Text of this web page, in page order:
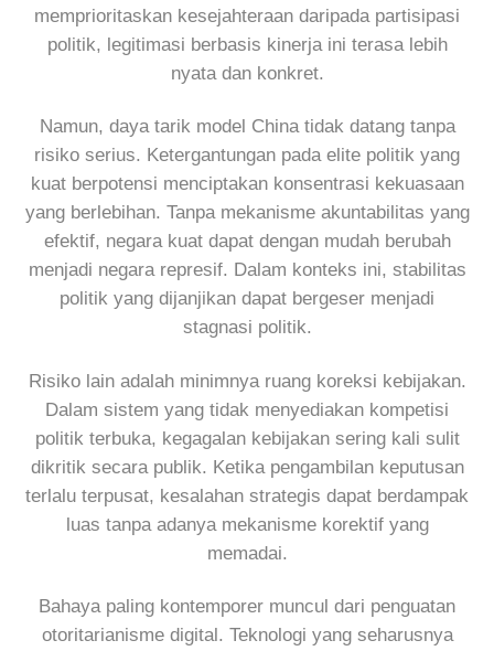
memprioritaskan kesejahteraan daripada partisipasi
politik, legitimasi berbasis kinerja ini terasa lebih
nyata dan konkret.
Namun, daya tarik model China tidak datang tanpa
risiko serius. Ketergantungan pada elite politik yang
kuat berpotensi menciptakan konsentrasi kekuasaan
yang berlebihan. Tanpa mekanisme akuntabilitas yang
efektif, negara kuat dapat dengan mudah berubah
menjadi negara represif. Dalam konteks ini, stabilitas
politik yang dijanjikan dapat bergeser menjadi
stagnasi politik.
Risiko lain adalah minimnya ruang koreksi kebijakan.
Dalam sistem yang tidak menyediakan kompetisi
politik terbuka, kegagalan kebijakan sering kali sulit
dikritik secara publik. Ketika pengambilan keputusan
terlalu terpusat, kesalahan strategis dapat berdampak
luas tanpa adanya mekanisme korektif yang
memadai.
Bahaya paling kontemporer muncul dari penguatan
otoritarianisme digital. Teknologi yang seharusnya